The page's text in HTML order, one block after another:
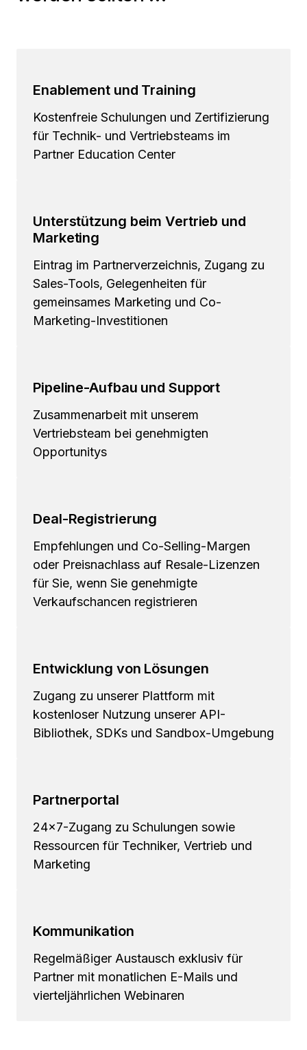
Enablement und Training
Kostenfreie Schulungen und Zertifizierung
für Technik- und Vertriebsteams im
Partner Education Center
Unterstützung beim Vertrieb und
Marketing
Eintrag im Partnerverzeichnis, Zugang zu
Sales-Tools, Gelegenheiten für
gemeinsames Marketing und Co-
Marketing-Investitionen
Pipeline-Aufbau und Support
Zusammenarbeit mit unserem
Vertriebsteam bei genehmigten
Opportunitys
Deal-Registrierung
Empfehlungen und Co-Selling-Margen
oder Preisnachlass auf Resale-Lizenzen
für Sie, wenn Sie genehmigte
Verkaufschancen registrieren
Entwicklung von Lösungen
Zugang zu unserer Plattform mit
kostenloser Nutzung unserer API-
Bibliothek, SDKs und Sandbox-Umgebung
Partnerportal
24x7-Zugang zu Schulungen sowie
Ressourcen für Techniker, Vertrieb und
Marketing
Kommunikation
Regelmäßiger Austausch exklusiv für
Partner mit monatlichen E-Mails und
vierteljährlichen Webinaren